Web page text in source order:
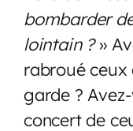
bombarder
lointain ?»
rabroué
garde ?
concert de